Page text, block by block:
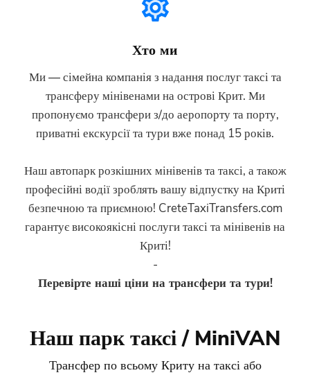
Хто ми
Ми — сімейна компанія з надання послуг таксі та
трансферу мінівенами на острові Крит. Ми
пропонуємо трансфери з/до аеропорту та порту,
приватні екскурсії та тури вже понад 15 років.
Наш автопарк розкішних мінівенів та таксі, а також
професійні водії зроблять вашу відпустку на Криті
безпечною та приємною! CreteTaxiTransfers.com
гарантує високоякісні послуги таксі та мінівенів на
Криті!
-
Перевірте наші ціни на трансфери та тури!
Наш парк таксі / MiniVAN
Трансфер по всьому Криту на таксі або